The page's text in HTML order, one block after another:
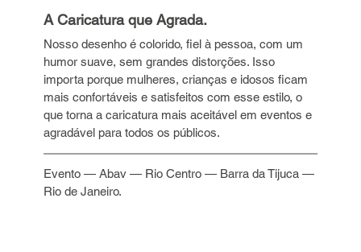
A Caricatura que Agrada.
Nosso desenho é colorido, fiel à pessoa, com um
humor suave, sem grandes distorções. Isso
importa porque mulheres, crianças e idosos ficam
mais confortáveis e satisfeitos com esse estilo, o
que torna a caricatura mais aceitável em eventos e
agradável para todos os públicos.
Evento — Abav — Rio Centro — Barra da Tijuca —
Rio de Janeiro.